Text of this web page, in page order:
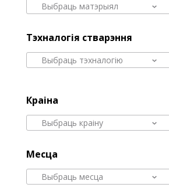
Выбраць матэрыял
Тэхналогія стварэння
Выбраць тэхналогію
Краіна
Выбраць краіну
Месца
Выбраць месца